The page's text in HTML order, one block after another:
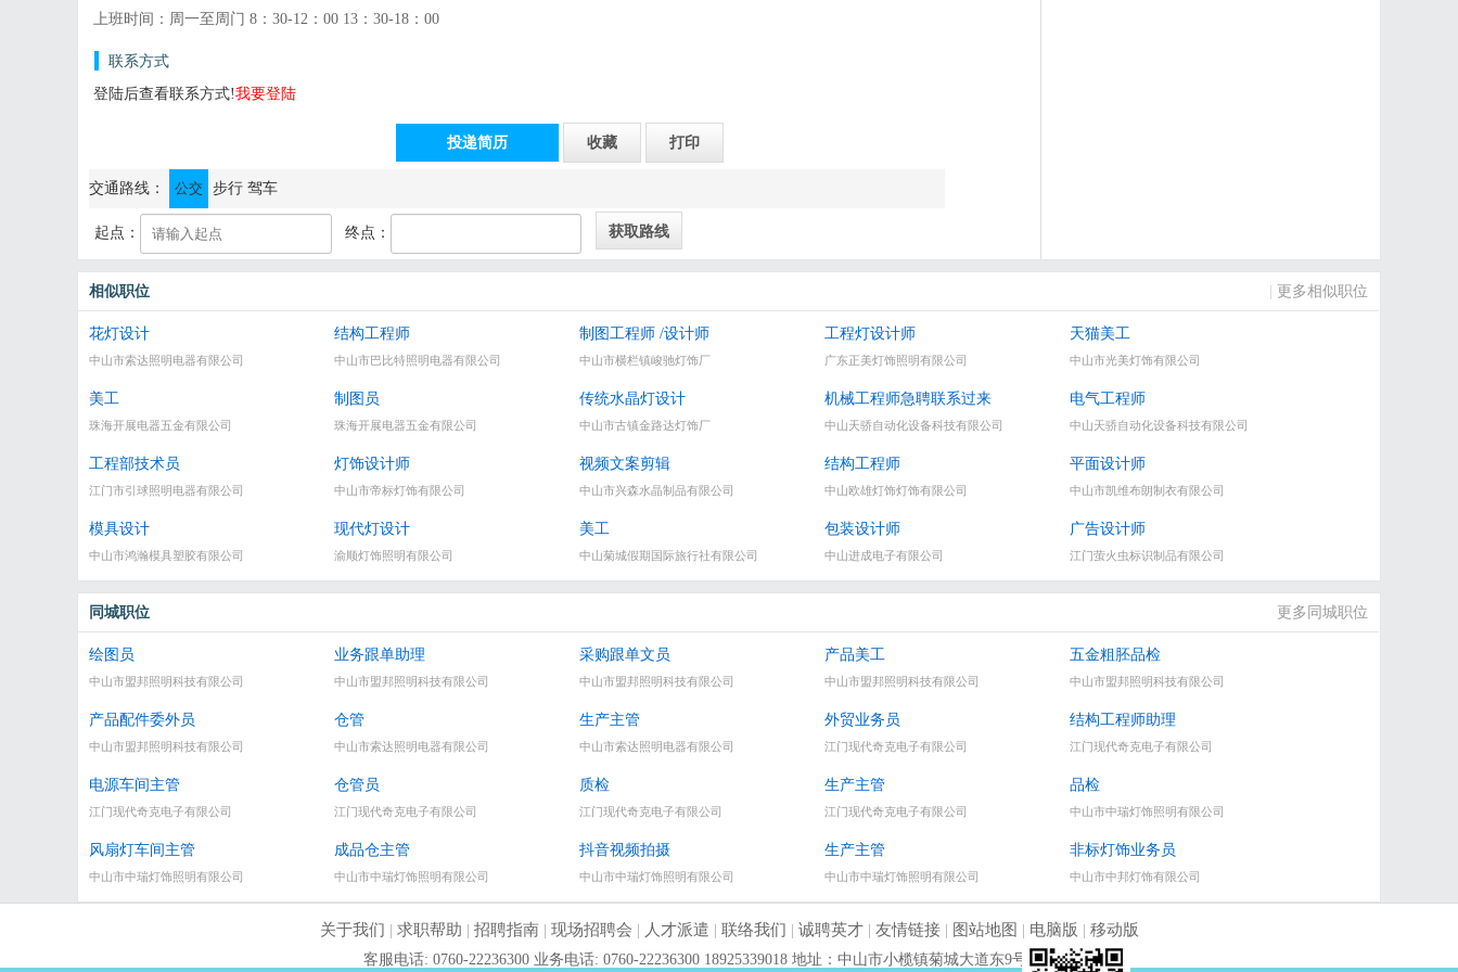
上班时间：周一至周门 8：30-12：00 13：30-18：00
联系方式
登陆后查看联系方式!我要登陆
投递简历 收藏 打印
通讯地址：中山市小榄镇德来工业区42号
交通路线： 公交 步行 驾车
起点： 终点：
相似职位 | 更多相似职位
花灯设计
中山市索达照明电器有限公司
结构工程师
中山市巴比特照明电器有限公司
制图工程师 /设计师
中山市横栏镇峻驰灯饰厂
工程灯设计师
广东正美灯饰照明有限公司
天猫美工
中山市光美灯饰有限公司
美工
珠海开展电器五金有限公司
制图员
珠海开展电器五金有限公司
传统水晶灯设计
中山市古镇金路达灯饰厂
机械工程师急聘联系过来
中山天骄自动化设备科技有限公司
电气工程师
中山天骄自动化设备科技有限公司
工程部技术员
江门市引球照明电器有限公司
灯饰设计师
中山市帝标灯饰有限公司
视频文案剪辑
中山市兴森水晶制品有限公司
结构工程师
中山欧雄灯饰灯饰有限公司
平面设计师
中山市凯维布朗制衣有限公司
模具设计
中山市鸿瀚模具塑胶有限公司
现代灯设计
渝顺灯饰照明有限公司
美工
中山菊城假期国际旅行社有限公司
包装设计师
中山进成电子有限公司
广告设计师
江门萤火虫标识制品有限公司
同城职位 更多同城职位
绘图员
中山市盟邦照明科技有限公司
业务跟单助理
中山市盟邦照明科技有限公司
采购跟单文员
中山市盟邦照明科技有限公司
产品美工
中山市盟邦照明科技有限公司
五金粗胚品检
中山市盟邦照明科技有限公司
产品配件委外员
中山市盟邦照明科技有限公司
仓管
中山市索达照明电器有限公司
生产主管
中山市索达照明电器有限公司
外贸业务员
江门现代奇克电子有限公司
结构工程师助理
江门现代奇克电子有限公司
电源车间主管
江门现代奇克电子有限公司
仓管员
江门现代奇克电子有限公司
质检
江门现代奇克电子有限公司
生产主管
江门现代奇克电子有限公司
品检
中山市中瑞灯饰照明有限公司
风扇灯车间主管
中山市中瑞灯饰照明有限公司
成品仓主管
中山市中瑞灯饰照明有限公司
抖音视频拍摄
中山市中瑞灯饰照明有限公司
生产主管
中山市中瑞灯饰照明有限公司
非标灯饰业务员
中山市中邦灯饰有限公司
关于我们 | 求职帮助 | 招聘指南| 现场招聘会 | 人才派遣 | 联络我们 | 诚聘英才| 友情链接 | 图站地图 | 电脑版 | 移动版
客服电话: 0760-22236300 业务电话: 0760-22236300 18925339018 地址：中山市小榄镇菊城大道东9号首层第3卡